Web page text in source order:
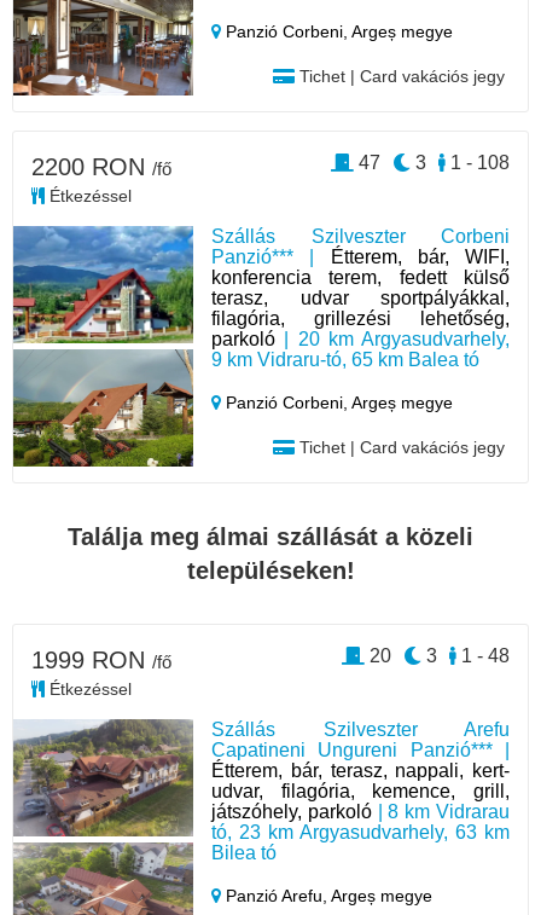
Panzió Corbeni,Argeș megye
Tichet | Card vakációs jegy
Szállás Szilveszter Corbeni
Panzió*** |
Étterem, bár, WIFI,
konferencia terem, fedett külső
terasz, udvar sportpályákkal,
filagória, grillezési lehetőség,
parkoló | 20 km Argyasudvarhely,
9 km Vidraru-tó, 65 km Balea tó
Panzió Corbeni,Argeș megye
Tichet | Card vakációs jegy
2200 RON /fő
Étkezéssel
1 - 108
3
47
Találja meg álmai szállását a közeli
településeken!
Szállás Szilveszter Arefu
Capatineni Ungureni Panzió*** |
Étterem, bár, terasz, nappali, kert-
udvar, filagória, kemence, grill,
játszóhely, parkoló| 8 km Vidrarau
tó, 23 km Argyasudvarhely, 63 km
Bilea tó
Panzió Arefu,Argeș megye
1999 RON /fő
Étkezéssel
1 - 48
3
20